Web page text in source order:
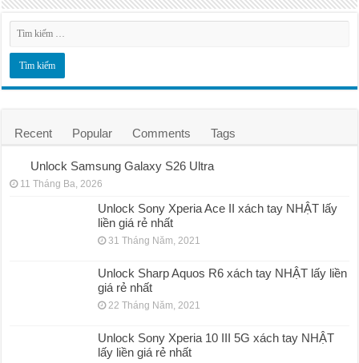
Recent Popular Comments Tags
Unlock Samsung Galaxy S26 Ultra
11 Tháng Ba, 2026
Unlock Sony Xperia Ace II xách tay NHẬT lấy
liền giá rẻ nhất
31 Tháng Năm, 2021
Unlock Sharp Aquos R6 xách tay NHẬT lấy liền
giá rẻ nhất
22 Tháng Năm, 2021
Unlock Sony Xperia 10 III 5G xách tay NHẬT
lấy liền giá rẻ nhất